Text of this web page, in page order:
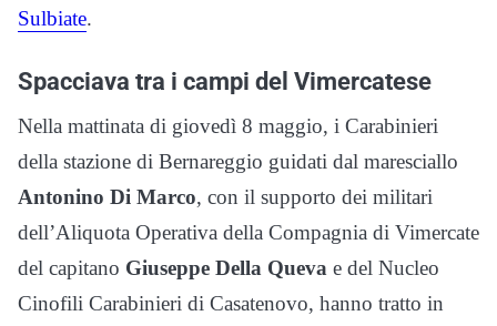
Sulbiate.
Spacciava tra i campi del Vimercatese
Nella mattinata di giovedì 8 maggio, i Carabinieri
della stazione di Bernareggio guidati dal maresciallo
Antonino Di Marco, con il supporto dei militari
dell’Aliquota Operativa della Compagnia di Vimercate
del capitano Giuseppe Della Queva e del Nucleo
Cinofili Carabinieri di Casatenovo, hanno tratto in